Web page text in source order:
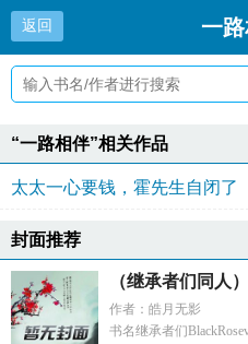
返回 一
“一路相伴”相关作品
太太一心要钱，霍先生自闭了
封面推荐
（继承者们同人
作者：皓月无影
书名继承者们